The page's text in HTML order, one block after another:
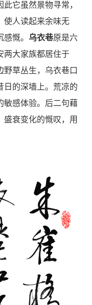
它虽然景物寻常，
使人读起来余味无
慨。 乌衣巷原是六
两大家族都居住于
野草丛生，乌衣巷口
日的深墙上。荒凉的
敏感体验。后二句藉
盛衰变化的慨叹，用